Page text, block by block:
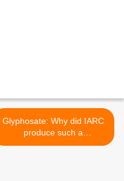
Glyphosate: Why did IARC
produce such a
questionable classification?